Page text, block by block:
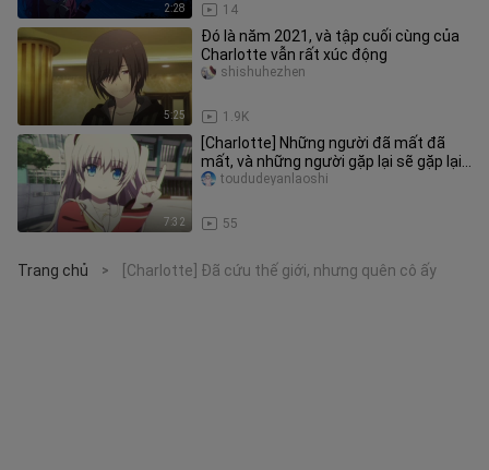
2:28 14
5:25
Đó là năm 2021, và tập cuối cùng của
Charlotte vẫn rất xúc động
1.9K
shishuhezhen
7:32
[Charlotte] Những người đã mất đã
mất, và những người gặp lại sẽ gặp lại
nhau.
55
toududeyanlaoshi
Trang chủ > [Charlotte] Đã cứu thế giới, nhưng quên cô ấy